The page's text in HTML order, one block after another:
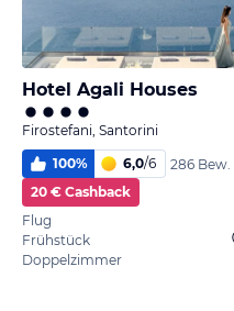
Hotel Agali Houses
Firostefani, Santorini
100% 6,0/6
286 Bew.
20 € Cashback
Flug
Frühstück
Doppelzimmer